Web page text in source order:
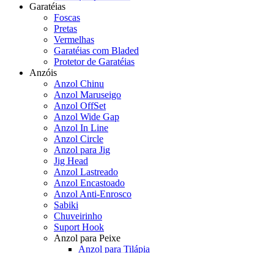
Garatéias
Foscas
Pretas
Vermelhas
Garatéias com Bladed
Protetor de Garatéias
Anzóis
Anzol Chinu
Anzol Maruseigo
Anzol OffSet
Anzol Wide Gap
Anzol In Line
Anzol Circle
Anzol para Jig
Jig Head
Anzol Lastreado
Anzol Encastoado
Anzol Anti-Enrosco
Sabiki
Chuveirinho
Suport Hook
Anzol para Peixe
Anzol para Tilápia